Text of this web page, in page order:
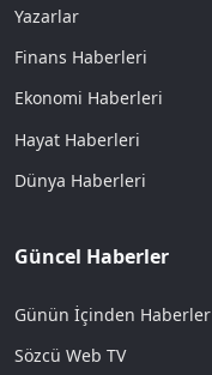
Yazarlar
Finans Haberleri
Ekonomi Haberleri
Hayat Haberleri
Dünya Haberleri
Güncel Haberler
Günün İçinden Haberler
Sözcü Web TV